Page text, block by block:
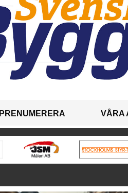
PRENUMERERA VÅRA